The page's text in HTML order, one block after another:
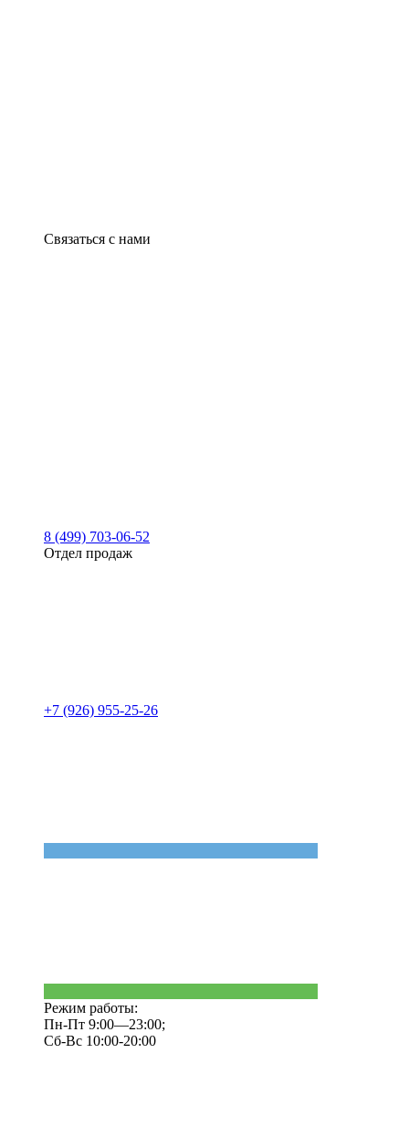
Связаться с нами
8 (499) 703-06-52
Отдел продаж
+7 (926) 955-25-26
Режим работы:
Пн-Пт 9:00—23:00;
Сб-Вс 10:00-20:00